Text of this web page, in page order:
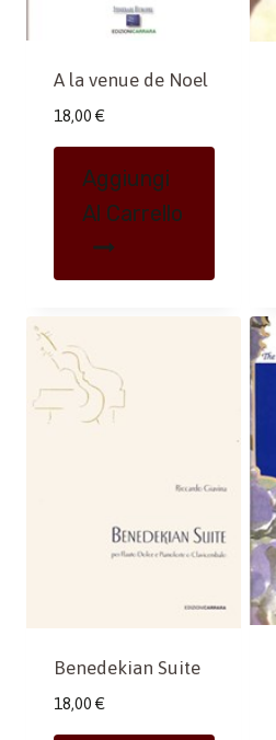
A la venue de Noel
18,00 €
Aggiungi
Al Carrello
Benedekian Suite
18,00 €